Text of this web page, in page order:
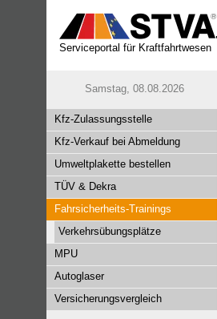
Serviceportal für Kraftfahrtwesen
Samstag, 08.08.2026
Kfz-Zulassungsstelle
Kfz-Verkauf bei Abmeldung
Umweltplakette bestellen
TÜV & Dekra
Fahrsicherheits-Trainings
Verkehrsübungsplätze
MPU
Autoglaser
Versicherungsvergleich